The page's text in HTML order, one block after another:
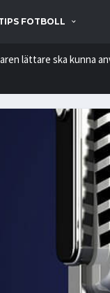
FOTBOLL
lättare ska kunna